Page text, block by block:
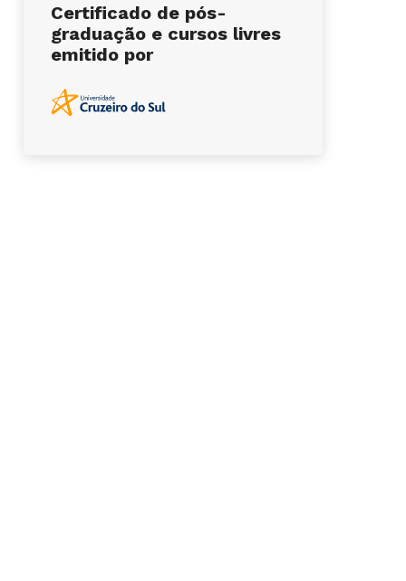
Certificado de pós-
graduação e cursos livres
emitido por